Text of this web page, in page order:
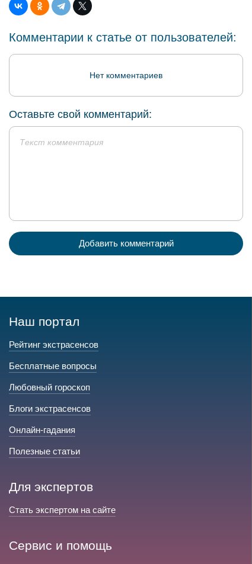
Комментарии к статье от пользователей:
Нет комментариев
Оставьте свой комментарий:
Добавить комментарий
Наш портал
Рейтинг экстрасенсов
Бесплатные вопросы
Любовный гороскоп
Блоги экстрасенсов
Онлайн-гадания
Полезные статьи
Для экспертов
Стать экспертом на сайте
Сервис и помощь